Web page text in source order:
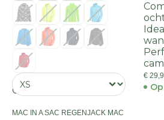
Onze KEUZE
MAC IN A SAC REGENJACK MAC
€